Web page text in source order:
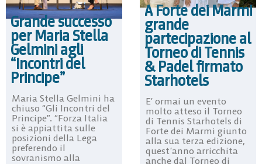
Grande successo
per Maria Stella
Gelmini agli
“Incontri del
Principe”
Maria Stella Gelmini ha
chiuso “Gli Incontri del
Principe”. “Forza Italia
si è appiattita sulle
posizioni della Lega
preferendo il
sovranismo alla
A Forte dei Marmi
grande
partecipazione al
Torneo di Tennis
& Padel firmato
Starhotels
E’ ormai un evento
molto atteso il Torneo
di Tennis Starhotels di
Forte dei Marmi giunto
alla sua terza edizione,
quest’anno arricchita
anche dal Torneo di